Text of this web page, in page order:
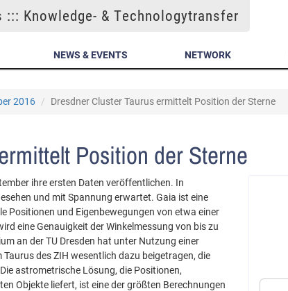
::: Knowledge- & Technologytransfer
NEWS & EVENTS NETWORK
2016 Dresdner Cluster Taurus ermittelt Position der Sterne
Position der Sterne
ihre ersten Daten veröffentlichen. In
und mit Spannung erwartet. Gaia ist eine
Positionen und Eigenbewegungen von etwa einer
eine Genauigkeit der Winkelmessung von bis zu
an der TU Dresden hat unter Nutzung einer
des ZIH wesentlich dazu beigetragen, die
astrometrische Lösung, die Positionen,
Objekte liefert, ist eine der größten Berechnungen